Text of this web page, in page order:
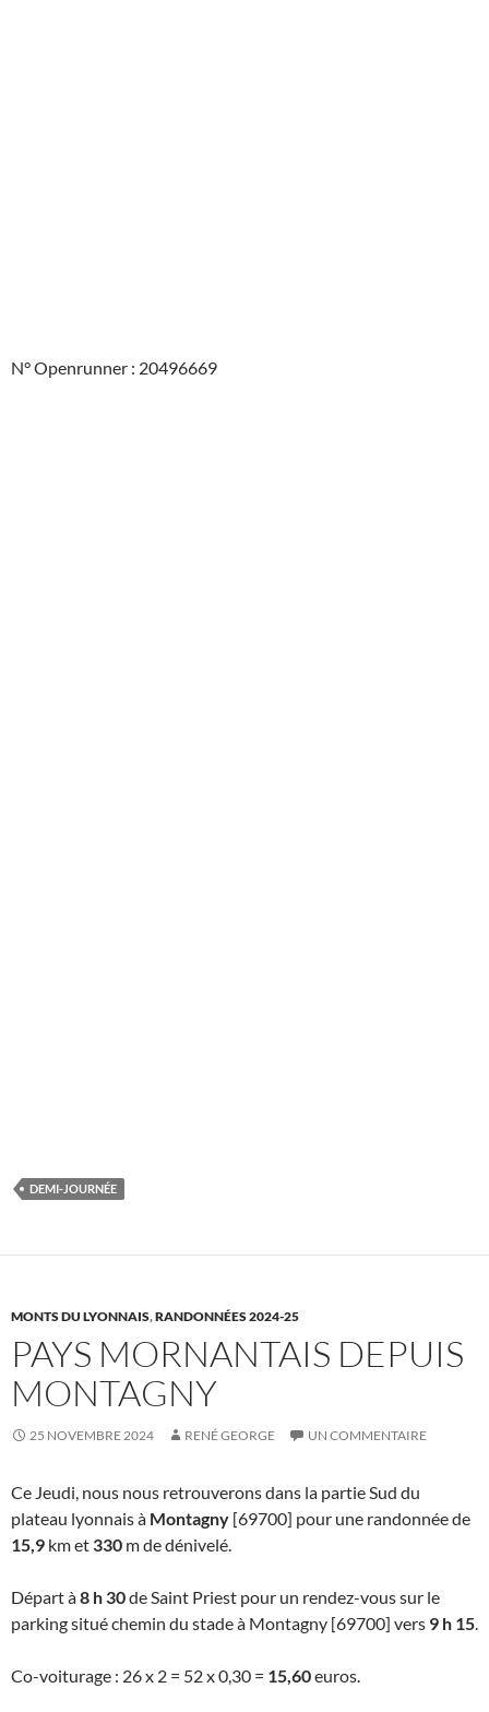
N° Openrunner : 20496669
DEMI-JOURNÉE
MONTS DU LYONNAIS,RANDONNÉES 2024-25
PAYS MORNANTAIS DEPUIS
MONTAGNY
25 NOVEMBRE 2024 RENÉ GEORGE UN COMMENTAIRE
Ce Jeudi, nous nous retrouverons dans la partie Sud du
plateau lyonnais à Montagny [69700] pour une randonnée de
15,9 km et 330 m de dénivelé.
Départ à8 h 30de Saint Priest pour un rendez-vous sur le
parking situé chemin du stade à Montagny [69700] vers 9 h 15
Co-voiturage : 26 x 2 = 52 x 0,30 = 15,60euros.